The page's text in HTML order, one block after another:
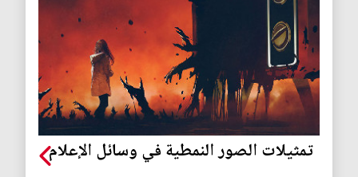
تمثيلات الصور النمطية في وسائل الإعلام